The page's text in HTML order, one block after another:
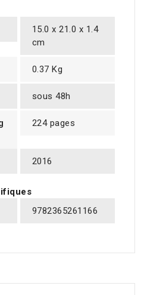
15.0 x 21.0 x 1.4
cm
0.37 Kg
sous 48h
224 pages
2016
9782365261166